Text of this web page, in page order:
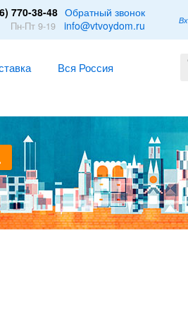
770-38-48 Обратный звонок
Пн-Пт 9-19 info@vtvoydom.ru
Вся Россия